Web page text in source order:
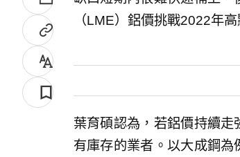
（LME）鋁價挑戰2022年高
葉育碩認為，若鋁價持續
有庫存的業者。以大成鋼